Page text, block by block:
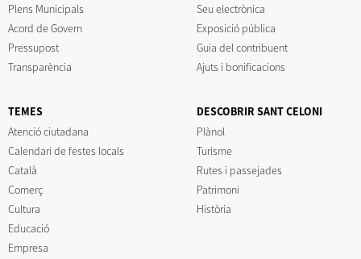
Plens Municipals
Acord de Govern
Pressupost
Transparència
Seu electrònica
Exposició pública
Guia del contribuent
Ajuts i bonificacions
TEMES
Atenció ciutadana
Calendari de festes locals
Català
Comerç
Cultura
Educació
Empresa
DESCOBRIR SANT CELONI
Plànol
Turisme
Rutes i passejades
Patrimoni
Història